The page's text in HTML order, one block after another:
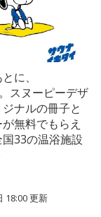
に、
スヌーピーデザ
ナルの冊子と
無料でもらえ
33の温浴施設
18:00更新